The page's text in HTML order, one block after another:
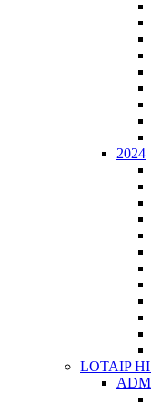
2024
LOTAIP